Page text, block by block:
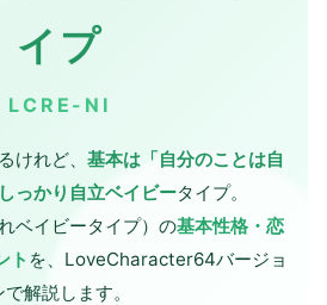
イプ
LCRE-NI
けれど、 基本は「自分のことは自
っかり自立ベイビータイプ。
ベイビータイプ）の基本性格・恋
ト を、LoveCharacter64バージョ
で解説します。